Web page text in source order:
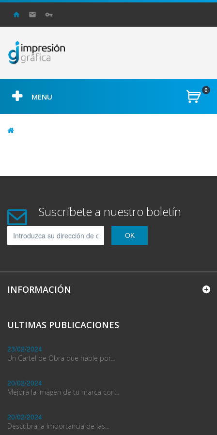
0
MENU
Suscríbete a nuestro boletín
OK
INFORMACIÓN
ULTIMAS PUBLICACIONES
23/02/2024
Un Cartel de Obra que hable por...
20/02/2024
Mejora la imagen de tu marca con...
20/02/2024
Descubra la Importancia de las...